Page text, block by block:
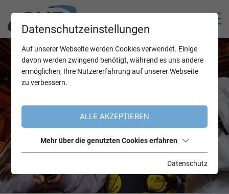
Datenschutzeinstellungen
Auf unserer Webseite werden Cookies verwendet. Einige
davon werden zwingend benötigt, während es uns andere
ermöglichen, Ihre Nutzererfahrung auf unserer Webseite
zu verbessern.
ALLE AKZEPTIEREN
Mehr über die genutzten Cookies erfahren
Datenschutz